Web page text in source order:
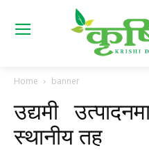
Home banner
उद्यमी
स्थानीय तह